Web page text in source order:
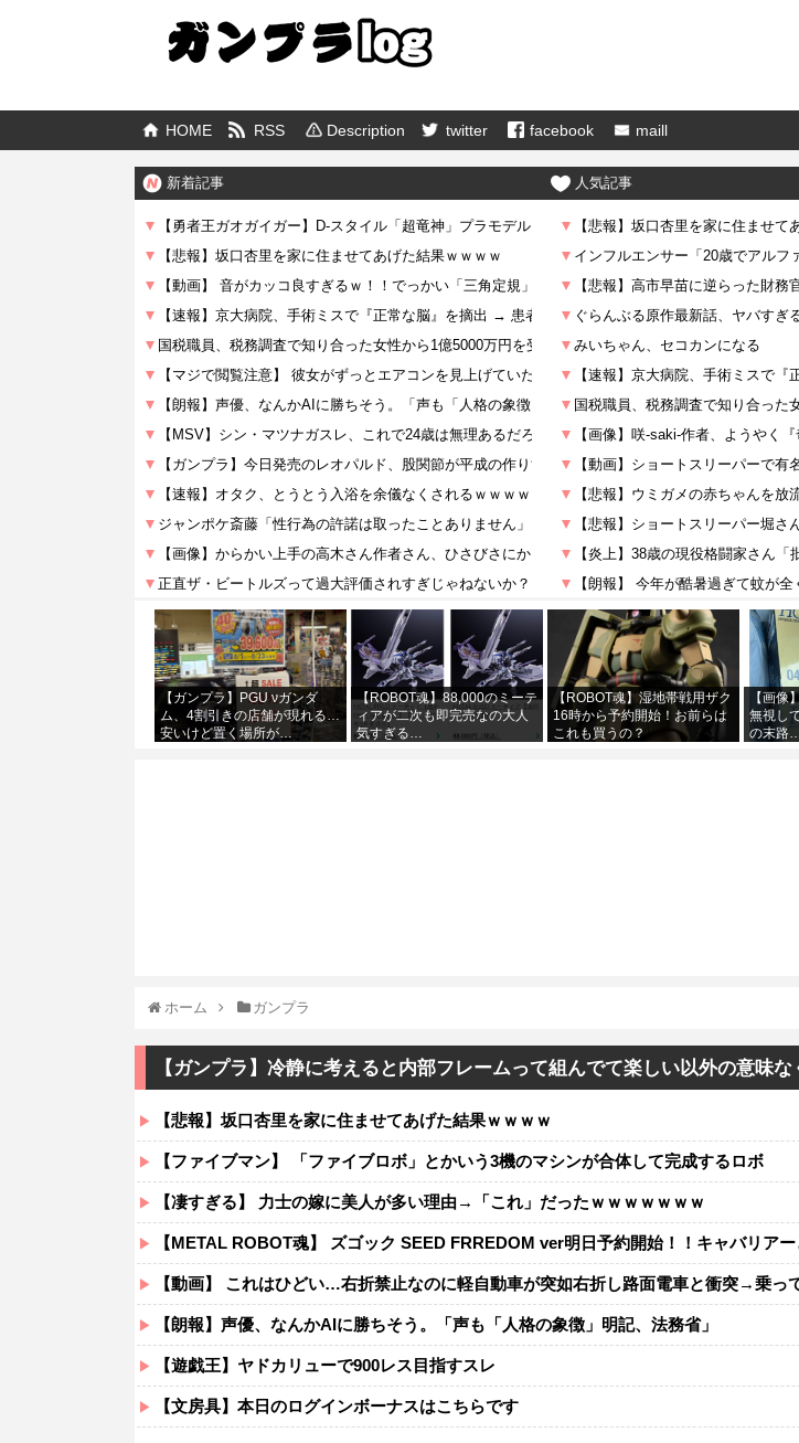
HOME RSS Description twitter facebook maill
新着記事 人気記事
【ガンプラ】PGU νガンダ
ム、4割引きの店舗が現れる…
安いけど置く場所が…
【ROBOT魂】88,000のミーテ
ィアが二次も即完売なの大人
気すぎる…
【ROBOT魂】湿地帯戦用ザク
16時から予約開始！お前らは
これも買うの？
【画像
無視し
の末路…
ホーム ガンプラ
【ガンプラ】冷静に考えると内部フレームって組んでて楽しい以外の意味
【悲報】坂口杏里を家に住ませてあげた結果ｗｗｗｗ
【ファイブマン】 「ファイブロボ」とかいう3機のマシンが合体して完成するロボ
【凄すぎる】 力士の嫁に美人が多い理由→「これ」だったｗｗｗｗｗｗｗ
【METAL ROBOT魂】 ズゴック SEED FRREDOM ver明日予約開始！！キャバリア
【動画】 これはひどい…右折禁止なのに軽自動車が突如右折し路面電車と衝突→乗ってた三人組が車を
【朗報】声優、なんかAIに勝ちそう。「声も「人格の象徴」明記、法務省」
【遊戯王】ヤドカリューで900レス目指すスレ
【文房具】本日のログインボーナスはこちらです